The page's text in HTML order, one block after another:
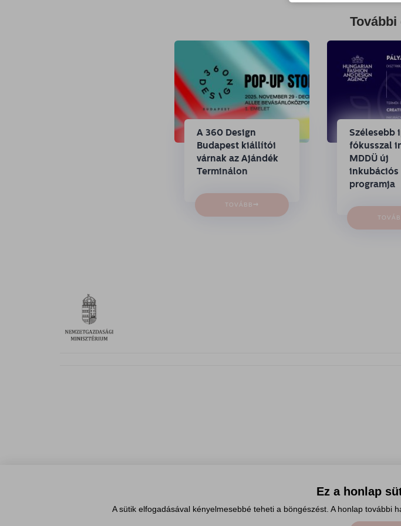
A 360 Design
Budapest kiállítói
várnak az Ajándék
Terminálon
TOVÁBB →
Szélesebb
fókusszal
MDDÜ új
inkubációs
programja
Ez a honlap
A sütik elfogadásával kényelmesebbé teheti a böngészést. A honlap további